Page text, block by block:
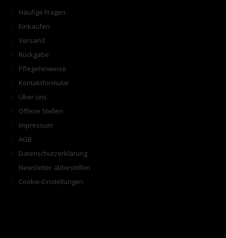
Häufige Fragen
Einkaufen
Versand
Rückgabe
Pflegehinweise
Kontaktformular
Über uns
Offene Stellen
Impressum
AGB
Datenschutzerklärung
Newsletter abbestellen
Cookie-Einstellungen